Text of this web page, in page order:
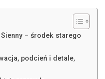
– środek starego
podcień i detale,